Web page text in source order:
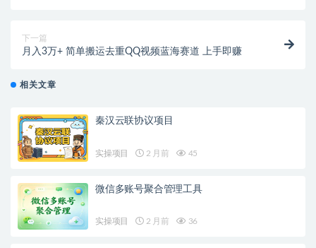
下一篇
月入3万+ 简单搬运去重QQ视频蓝海赛道 上手即赚
相关文章
秦汉云联协议项目
实操项目 2 月前 45
微信多账号聚合管理工具
实操项目 2 月前 36